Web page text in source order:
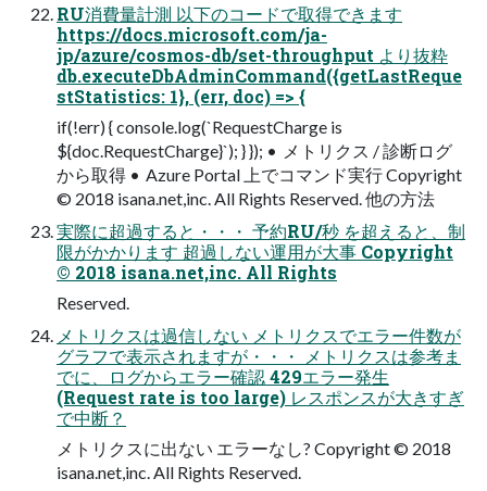
RU消費量計測 以下のコードで取得できます
https://docs.microsoft.com/ja-
jp/azure/cosmos-db/set-throughput より抜粋
db.executeDbAdminCommand({getLastReque
stStatistics: 1}, (err, doc) => {
if(!err) { console.log(`RequestCharge is
${doc.RequestCharge}`); } }); • メトリクス / 診断ログ
から取得 • Azure Portal 上でコマンド実⾏ Copyright
© 2018 isana.net,inc. All Rights Reserved. 他の⽅法
実際に超過すると・・・ 予約RU/秒 を超えると、制
限がかかります 超過しない運⽤が⼤事 Copyright
© 2018 isana.net,inc. All Rights
Reserved.
メトリクスは過信しない メトリクスでエラー件数が
グラフで表⽰されますが・・・ メトリクスは参考ま
でに、ログからエラー確認 429エラー発⽣
(Request rate is too large) レスポンスが⼤きすぎ
で中断？
メトリクスに出ない エラーなし? Copyright © 2018
isana.net,inc. All Rights Reserved.